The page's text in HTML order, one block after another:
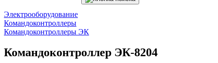
Электрооборудование
Командоконтроллеры
Командоконтроллеры ЭК
Командоконтроллер ЭК-8204